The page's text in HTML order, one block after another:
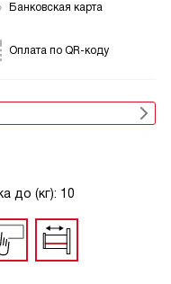
Банковская карта
Оплата по QR-коду
до (кг): 10